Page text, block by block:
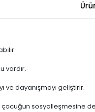
vardır.
ve dayanışmayı geliştirir.
çocuğun sosyalleşmesine